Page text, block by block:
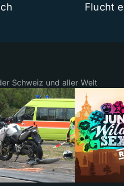
Flucht
Schweiz und aller Welt